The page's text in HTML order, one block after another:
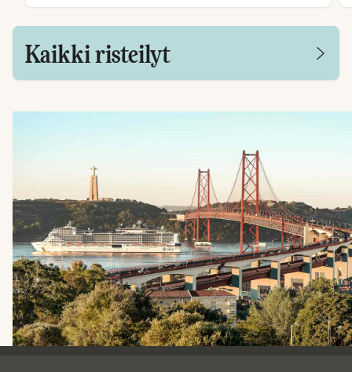
Kaikki risteilyt